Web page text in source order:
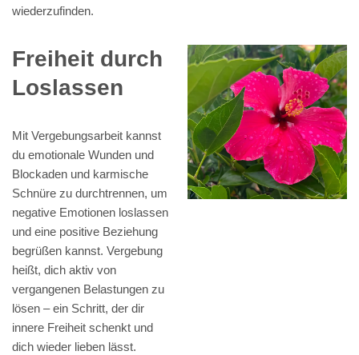
wiederzufinden.
Freiheit durch
Loslassen
Mit Vergebungsarbeit kannst
du emotionale Wunden und
Blockaden und karmische
Schnüre zu durchtrennen, um
negative Emotionen loslassen
und eine positive Beziehung
begrüßen kannst. Vergebung
heißt, dich aktiv von
vergangenen Belastungen zu
lösen – ein Schritt, der dir
innere Freiheit schenkt und
dich wieder lieben lässt.